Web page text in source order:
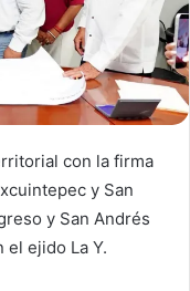
con la firma
y San
y San Andrés
el ejido La Y.